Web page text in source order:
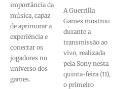
importância da
música, capaz
de aprimorar a
experiência e
conectar os
jogadores no
universo dos
games.
A Guerrilla
Games mostrou
durante a
transmissão ao
vivo, realizada
pela Sony nesta
quinta-feira (11),
o primeiro